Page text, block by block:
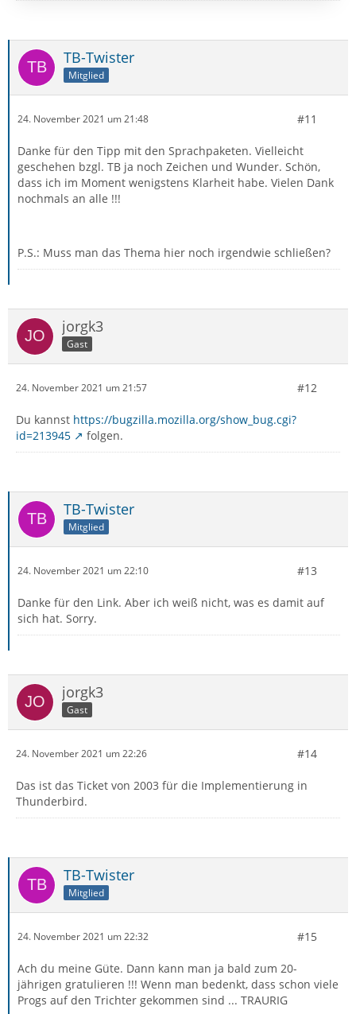
TB-Twister
Mitglied
24. November 2021 um 21:48 #11
Danke für den Tipp mit den Sprachpaketen. Vielleicht
geschehen bzgl. TB ja noch Zeichen und Wunder. Schön,
dass ich im Moment wenigstens Klarheit habe. Vielen Dank
nochmals an alle !!!
P.S.: Muss man das Thema hier noch irgendwie schließen?
jorgk3
Gast
24. November 2021 um 21:57 #12
Du kannst https://bugzilla.mozilla.org/show_bug.cgi?
id=213945
folgen.
TB-Twister
Mitglied
24. November 2021 um 22:10 #13
Danke für den Link. Aber ich weiß nicht, was es damit auf
sich hat. Sorry.
jorgk3
Gast
24. November 2021 um 22:26 #14
Das ist das Ticket von 2003 für die Implementierung in
Thunderbird.
TB-Twister
Mitglied
24. November 2021 um 22:32 #15
Ach du meine Güte. Dann kann man ja bald zum 20-
jährigen gratulieren !!! Wenn man bedenkt, dass schon viele
Progs auf den Trichter gekommen sind ... TRAURIG